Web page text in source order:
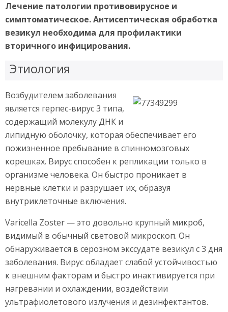
Лечение патологии противовирусное и
симптоматическое. Антисептическая обработка
везикул необходима для профилактики
вторичного инфицирования.
Этиология
Возбудителем заболевания
является герпес-вирус 3 типа,
содержащий молекулу ДНК и
липидную оболочку, которая обеспечивает его
пожизненное пребывание в спинномозговых
корешках. Вирус способен к репликации только в
организме человека. Он быстро проникает в
нервные клетки и разрушает их, образуя
внутриклеточные включения.
Varicella Zoster — это довольно крупный микроб,
видимый в обычный световой микроскоп. Он
обнаруживается в серозном экссудате везикул с 3 дня
заболевания. Вирус обладает слабой устойчивостью
к внешним факторам и быстро инактивируется при
нагревании и охлаждении, воздействии
ультрафиолетового излучения и дезинфектантов.